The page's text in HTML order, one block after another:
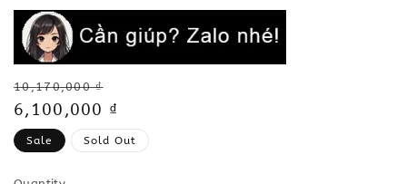
Regular
price
10,170,000 ₫
Sale
price
6,100,000 ₫
Sale Sold Out